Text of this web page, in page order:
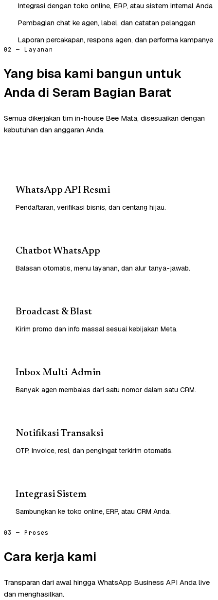
Integrasi dengan toko online, ERP, atau sistem internal Anda
Pembagian chat ke agen, label, dan catatan pelanggan
Laporan percakapan, respons agen, dan performa kampanye
02 — Layanan
Yang bisa kami bangun untuk
Anda di Seram Bagian Barat
Semua dikerjakan tim in-house Bee Mata, disesuaikan dengan
kebutuhan dan anggaran Anda.
WhatsApp API Resmi
Pendaftaran, verifikasi bisnis, dan centang hijau.
Chatbot WhatsApp
Balasan otomatis, menu layanan, dan alur tanya-jawab.
Broadcast & Blast
Kirim promo dan info massal sesuai kebijakan Meta.
Inbox Multi-Admin
Banyak agen membalas dari satu nomor dalam satu CRM.
Notifikasi Transaksi
OTP, invoice, resi, dan pengingat terkirim otomatis.
Integrasi Sistem
Sambungkan ke toko online, ERP, atau CRM Anda.
03 — Proses
Cara kerja kami
Transparan dari awal hingga WhatsApp Business API Anda live
dan menghasilkan.